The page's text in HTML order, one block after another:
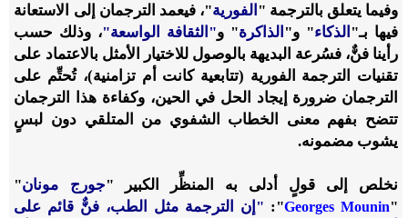
وفيما يتعلق بالترجمة " الفورية"، فيعمد الترجمان إلى الاستعانة
فيها بـ" الذكاء" و" الذاكرة" و" الثقافة الواسعة"، وذلك حسب
رأينا فنٌّ، فسُرعة البديهة بالوصول للاختيار الأمثل بالاعتماد على
تقنيات الترجمة الفورية (تتابعية كانت أم تزامنية)، تُحتِّم على
الترجمان ضرورة إيجاد الحل في الحين، وكفاءة هذا الترجمان
تتضح بفهم معنى الخطاب الشفوي من المتلقي دون لبسٍ
يشوب مضمونه.
نخلص إلى قولٍ أدلى به المنظِّر الكبير "جورج مونان"
"
Georges Mounin
"
: "إن الترجمة مثل الطب، فنٌّ قائم على